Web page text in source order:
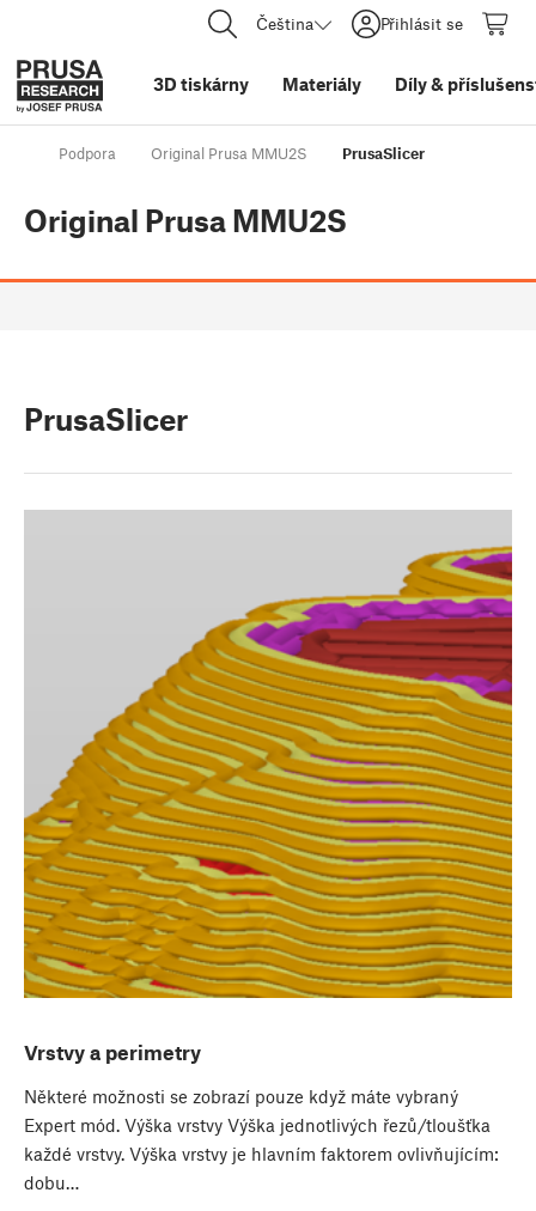
Čeština Přihlásit se
3D tiskárny Materiály Díly&
Podpora Original Prusa MMU2S PrusaSlicer
Original Prusa MMU2S
PrusaSlicer
Vrstvy a perimetry
Některé možnosti se zobrazí pouze když máte vybraný
Expert mód. Výška vrstvy Výška jednotlivých řezů/tloušťka
každé vrstvy. Výška vrstvy je hlavním faktorem ovlivňujícím:
dobu…